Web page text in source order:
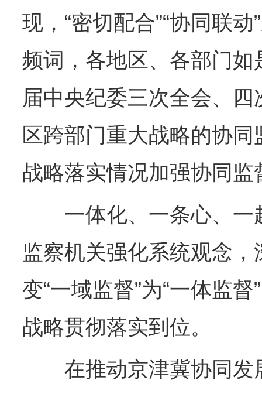
现，“密切配合”“协同联
频词，各地区、各部门
届中央纪委三次全会、
区跨部门重大战略的协同
战略落实情况加强协同监
一体化、一条心、一
监察机关强化系统观念
变“一域监督”为“一体监
战略贯彻落实到位。
在推动京津冀协同发